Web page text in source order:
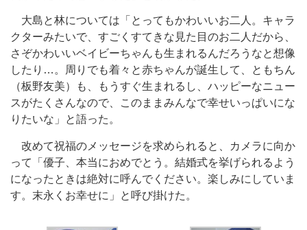
大島と林については「とってもかわいいお二人。キャラ
クターみたいで、すごくすてきな見た目のお二人だから、
さぞかわいいベイビーちゃんも生まれるんだろうなと想像
したり…。周りでも着々と赤ちゃんが誕生して、ともちん
（板野友美）も、もうすぐ生まれるし、ハッピーなニュー
スがたくさんなので、このままみんなで幸せいっぱいにな
りたいな」と語った。
改めて祝福のメッセージを求められると、カメラに向か
って「優子、本当におめでとう。結婚式を挙げられるよう
になったときは絶対に呼んでください。楽しみにしていま
す。末永くお幸せに」と呼び掛けた。